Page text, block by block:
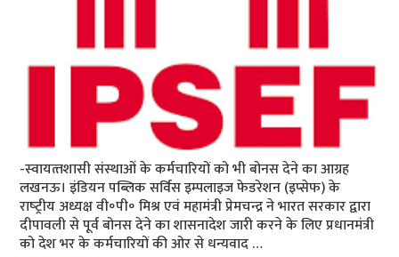
-स्‍वायत्‍तशासी संस्‍थाओं के कर्मचारियों को भी बोनस देने का आग्रह
लखनऊ। इंडियन पब्लिक सर्विस इम्पलाइज फेडरेशन (इप्सेफ) के
राष्‍ट्रीय अध्यक्ष वी॰पी॰ मिश्र एवं महामंत्री प्रेमचन्द्र ने भारत सरकार द्वारा
दीपावली से पूर्व बोनस देने का शासनादेश जारी करने के लिए प्रधानमंत्री
को देश भर के कर्मचारियों की ओर से धन्यवाद …